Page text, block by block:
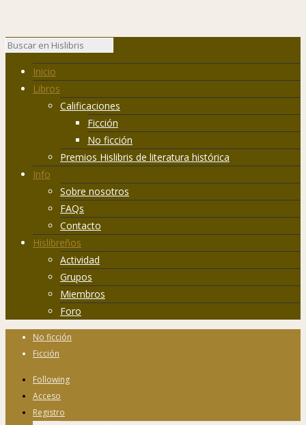
Inicio
Libros
Calificaciones
Ficción
No ficción
Premios Hislibris de literatura histórica
Info
Sobre nosotros
FAQs
Contacto
Hislibreños
Actividad
Grupos
Miembros
Foro
No ficción
Ficción
Following
Acceso
Registro